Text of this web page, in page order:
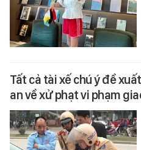
Tất cả tài xế chú ý đề
an về xử phạt vi phạm